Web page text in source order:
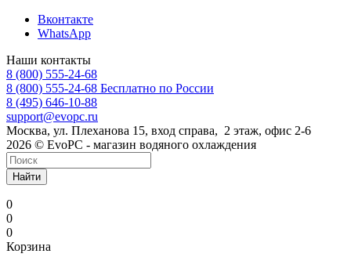
Вконтакте
WhatsApp
Наши контакты
8 (800) 555-24-68
8 (800) 555-24-68 Бесплатно по России
8 (495) 646-10-88
support@evopc.ru
Москва, ул. Плеханова 15, вход справа, 2 этаж, офис 2-6
2026 © EvoPC - магазин водяного охлаждения
Найти
0
0
0
Корзина